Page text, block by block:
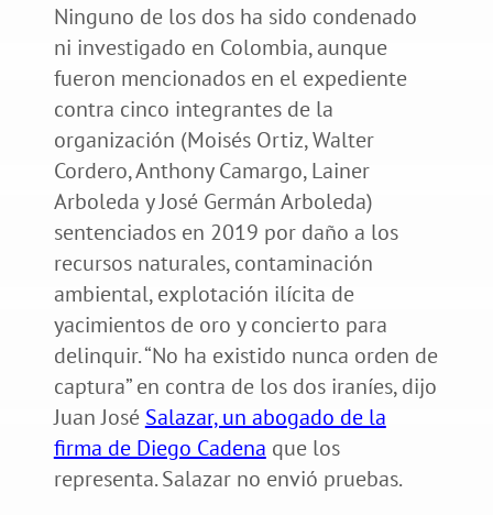
Ninguno de los dos ha sido condenado
ni investigado en Colombia, aunque
fueron mencionados en el expediente
contra cinco integrantes de la
organización (Moisés Ortiz, Walter
Cordero, Anthony Camargo, Lainer
Arboleda y José Germán Arboleda)
sentenciados en 2019 por daño a los
recursos naturales, contaminación
ambiental, explotación ilícita de
yacimientos de oro y concierto para
delinquir. “No ha existido nunca orden de
captura” en contra de los dos iraníes, dijo
Juan José Salazar, un abogado de la
firma de Diego Cadena que los
representa. Salazar no envió pruebas.